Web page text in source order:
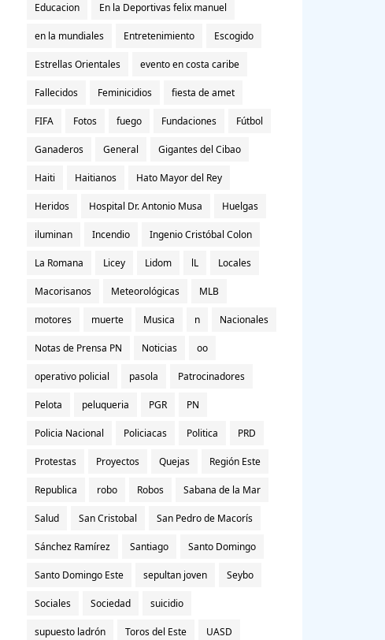
Educacion En la Deportivas felix manuel
en la mundiales Entretenimiento Escogido
Estrellas Orientales evento en costa caribe
Fallecidos Feminicidios fiesta de amet
FIFA Fotos fuego Fundaciones Fútbol
Ganaderos General Gigantes del Cibao
Haiti Haitianos Hato Mayor del Rey
Heridos Hospital Dr. Antonio Musa Huelgas
iluminan Incendio Ingenio Cristóbal Colon
La Romana Licey Lidom lL Locales
Macorisanos Meteorológicas MLB
motores muerte Musica n Nacionales
Notas de Prensa PN Noticias oo
operativo policial pasola Patrocinadores
Pelota peluqueria PGR PN
Policia Nacional Policiacas Politica PRD
Protestas Proyectos Quejas Región Este
Republica robo Robos Sabana de la Mar
Salud San Cristobal San Pedro de Macorís
Sánchez Ramírez Santiago Santo Domingo
Santo Domingo Este sepultan joven Seybo
Sociales Sociedad suicidio
supuesto ladrón Toros del Este UASD